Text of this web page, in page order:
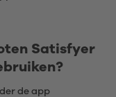
Satisfyer
de app